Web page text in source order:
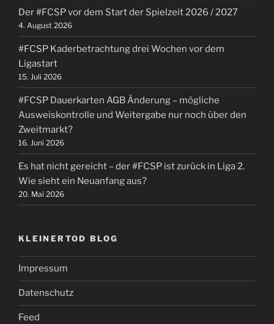
Fürth
unter.“
Der #FCSP vor dem Start der Spielzeit 2026 / 2027
4. August 2026
#FCSP Kaderbetrachtung drei Wochen vor dem
Ligastart
15. Juli 2026
#FCSP Dauerkarten AGB Änderung – mögliche
Ausweiskontrolle und Weitergabe nur noch über den
Zweitmarkt?
16. Juni 2026
Es hat nicht gereicht – der #FCSP ist zurück in Liga 2.
Wie sieht ein Neuanfang aus?
20. Mai 2026
KLEINERTOD BLOG
Impressum
Datenschutz
Feed